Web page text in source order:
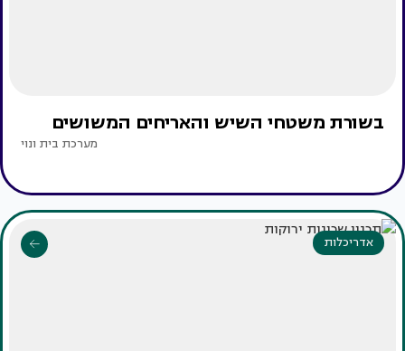
בשורת משטחי השיש והאריחים המשושים
מערכת בית ונוי
אדריכלות